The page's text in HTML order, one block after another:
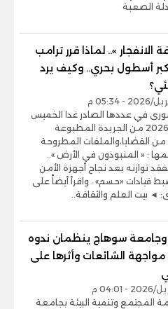
الصعبة
الانفجار ».. لماذا قرر ترامب
أسطول بحري.. وكيف يرد
في عددها الصادر غدا الخميس
الموافق 16-4-2026 من الجريدة المطبوعة
القضايا،والملفات المطروحة
: « المنبوذون في الأرض »..
توازنه بعد نجاح أجهزة الأمن
قيادات «حسم» . واقرأ أيضاً على
بيت العلم والثقافة..
وجامعة سوهاج ينظمان ندوه
الشائعات وأثرها على
المجتمع وتنمية البيئة بجامعة